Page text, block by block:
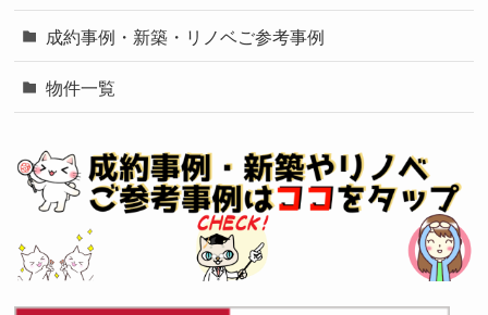
成約事例・新築・リノベご参考事例
物件一覧